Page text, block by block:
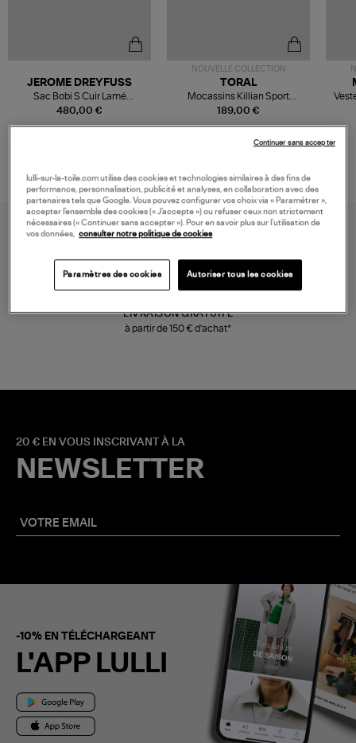
480,00 €
JEROME DREYFUSS
Sac Bobi S Cuir Lamé
Champagne
NOUVELLE COLLECTION
189,00 €
TORAL
Mocassins Killian Sport
Mousse
LIVRAISON GRATUITE
à partir de 150 € d'achat*
20 € EN VOUS INSCRIVANT À LA
NEWSLETTER
-10% EN TÉLÉCHARGEANT
L'APP LULLI
lulli-sur-la-toile.com utilise des cookies et technologies similaires à des fins de
performance, personnalisation, publicité et analyses, en collaboration avec des
partenaires tels que Google. Vous pouvez configurer vos choix via « Paramétrer »,
accepter l’ensemble des cookies (« J’accepte ») ou refuser ceux non strictement
nécessaires (« Continuer sans accepter »). Pour en savoir plus sur l’utilisation de
vos données, consulter notre politique de cookies
Paramètres des cookies Autoriser tous les cookies
Continuer sans accepter